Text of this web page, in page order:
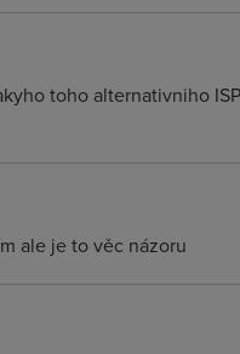
toho alternativniho
ale je to věc názoru